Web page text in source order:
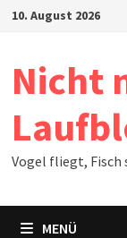
Zum10. August 2026
Nicht
Vogel fliegt,
MENÜ